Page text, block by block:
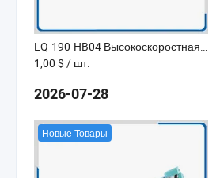
LQ-190-HB04 Высокоскоростная машина для blow molding из пластика для 5L упаковки
1,00 $ / шт.
2026-07-28
Новые Товары